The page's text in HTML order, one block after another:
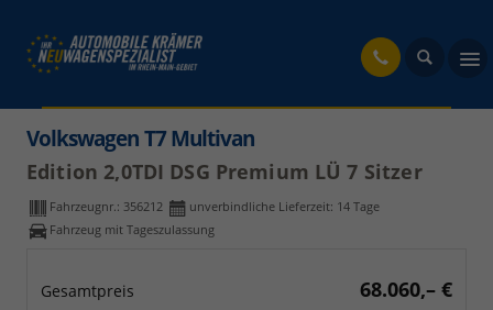
Volkswagen T7 Multivan
Edition 2,0TDI DSG Premium LÜ 7 Sitzer
Fahrzeugnr.: 356212 unverbindliche Lieferzeit: 14 Tage
Fahrzeug mit Tageszulassung
Gesamtpreis 68.060,– €